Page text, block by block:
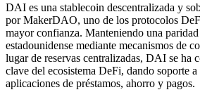
DAI es una stablecoin descentralizada y
por MakerDAO, uno de los protocolos
mayor confianza. Manteniendo una
estadounidense mediante mecanismos de
lugar de reservas centralizadas, DAI se ha
clave del ecosistema DeFi, dando soporte
aplicaciones de préstamos, ahorro y pagos.